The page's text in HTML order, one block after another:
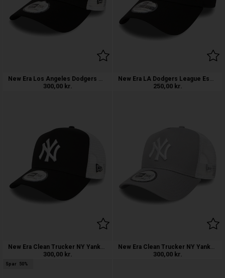
300,00 kr.
250,00 kr.
New Era Clean Trucker NY Yankees Snapb
300,00 kr.
New Era Clean Trucker NY Yankees Snapb
300,00 kr.
Spar 50%